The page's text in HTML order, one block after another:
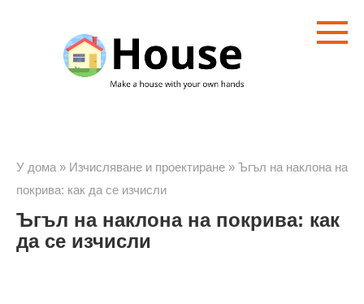
съдържанието
У дома » Изчисляване и проектиране » Ъгъл на наклона на
покрива: как да се изчисли
Ъгъл на наклона на покрива: как
да се изчисли